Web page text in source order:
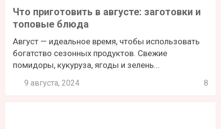
Что приготовить в августе: заготовки и
топовые блюда
Август — идеальное время, чтобы использовать
богатство сезонных продуктов. Свежие
помидоры, кукуруза, ягоды и зелень...
9 августа, 2024 8